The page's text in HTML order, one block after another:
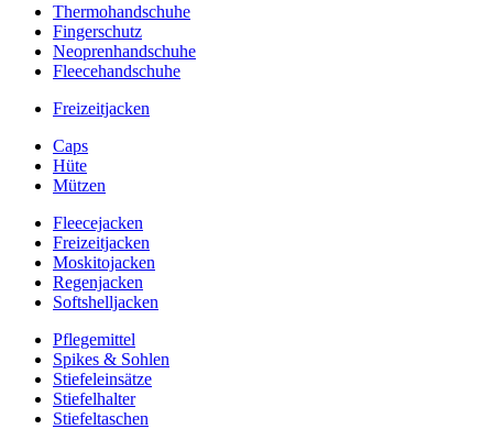
Thermohandschuhe
Fingerschutz
Neoprenhandschuhe
Fleecehandschuhe
Freizeitjacken
Caps
Hüte
Mützen
Fleecejacken
Freizeitjacken
Moskitojacken
Regenjacken
Softshelljacken
Pflegemittel
Spikes & Sohlen
Stiefeleinsätze
Stiefelhalter
Stiefeltaschen